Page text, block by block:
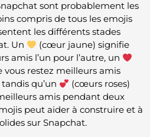
sont probablement les
compris de tous les emojis
les différents stades
Un
(cœur jaune) signifie
amis l’un pour l’autre, un
restez meilleurs amis
qu’un
(cœurs roses)
amis pendant deux
peut aider à construire et à
sur Snapchat.